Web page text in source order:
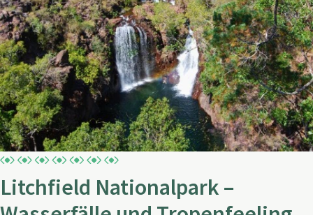
Litchfield Nationalpark –